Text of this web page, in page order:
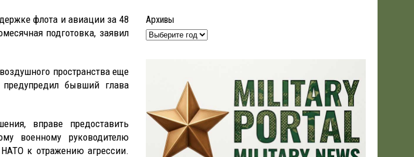
флота и авиации за 48
подготовка, заявил
пространства еще
бывший глава
вправе предоставить
военному руководителю
к отражению агрессии.
Архивы